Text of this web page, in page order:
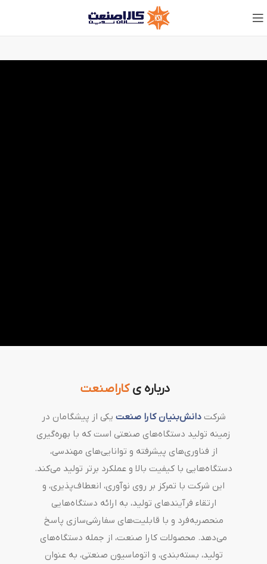
درباره یکاراصنعت
شرکتدانش‌بنیان کارا صنعت یکی از پیشگامان در
زمینه تولید دستگاه‌های صنعتی است که با بهره‌گیری
از فناوری‌های پیشرفته و توانایی‌های مهندسی،
دستگاه‌هایی با کیفیت بالا و عملکرد برتر تولید می‌کند.
این شرکت با تمرکز بر روی نوآوری، انعطاف‌پذیری، و
ارتقاء فرآیندهای تولید، به ارائه دستگاه‌هایی
منحصربه‌فرد و با قابلیت‌های سفارشی‌سازی پاسخ
می‌دهد. محصولات کارا صنعت، از جمله دستگاه‌های
تولید، بسته‌بندی، و اتوماسیون صنعتی، به عنوان